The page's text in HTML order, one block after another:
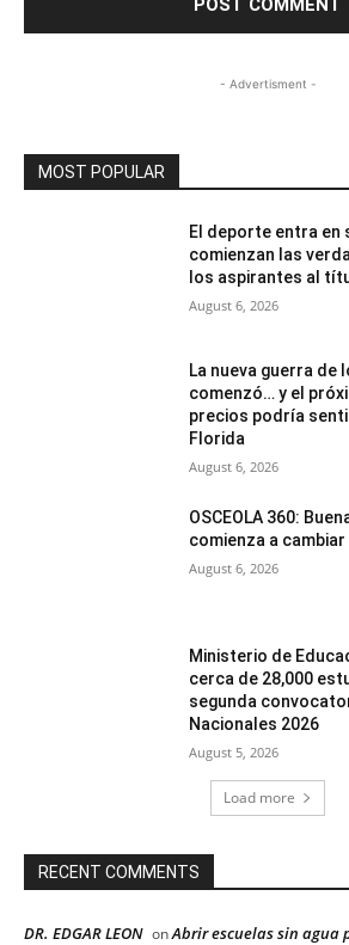
- Advertisment -
MOST POPULAR
El deporte entra en
comienzan las
los aspirantes al
August 6, 2026
La nueva guerra de
comenzó… y el
precios podría
Florida
August 6, 2026
OSCEOLA 360:
comienza a
August 6, 2026
Ministerio de
cerca de 28,000
segunda
Nacionales 2026
August 5, 2026
Load more
RECENT COMMENTS
DR. EDGAR LEON onAbrir escuelas sin agua